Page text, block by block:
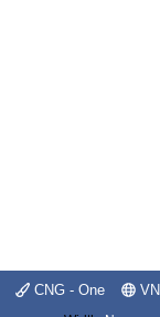
CNG - One VN